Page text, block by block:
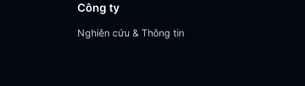
Công ty
Nghiên cứu & Thông tin